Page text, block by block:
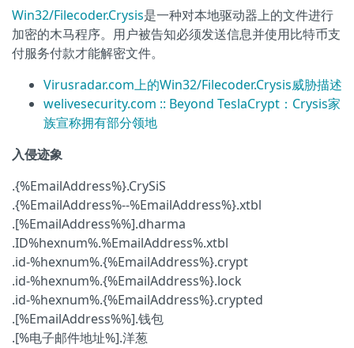
Win32/Filecoder.Crysis是一种对本地驱动器上的文件进行
加密的木马程序。用户被告知必须发送信息并使用比特币支
付服务付款才能解密文件。
Virusradar.com上的Win32/Filecoder.Crysis威胁描述
welivesecurity.com :: Beyond TeslaCrypt：Crysis家
族宣称拥有部分领地
入侵迹象
.{%EmailAddress%}.CrySiS
.{%EmailAddress%--%EmailAddress%}.xtbl
.[%EmailAddress%%].dharma
.ID%hexnum%.%EmailAddress%.xtbl
.id-%hexnum%.{%EmailAddress%}.crypt
.id-%hexnum%.{%EmailAddress%}.lock
.id-%hexnum%.{%EmailAddress%}.crypted
.[%EmailAddress%%].钱包
.[%电子邮件地址%].洋葱